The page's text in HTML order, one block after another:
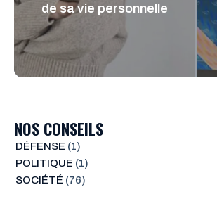
de sa vie personnelle
NOS CONSEILS
DÉFENSE (1)
POLITIQUE (1)
SOCIÉTÉ (76)